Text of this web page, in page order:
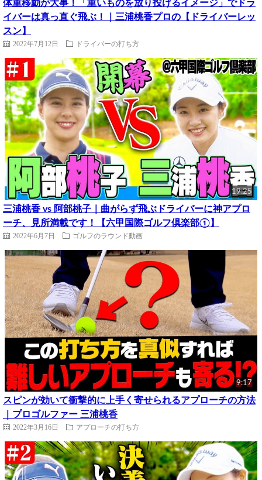
体重移動が大事！「重いものを放り投げるイメージ」でドラ
イバーは真っ直ぐ飛ぶ！｜三浦桃香プロの【ドライバーレッ
スン】
2022年7月12日 ドライバーの打ち方
19:25
三浦桃香 vs 阿部桃子｜曲がらず飛ぶドライバーに神アプロ
ーチ、見所満載です！【六甲国際ゴルフ倶楽部①】
2022年6月7日 ゴルフのラウンド動画
9:17
スピンが効いて衝撃的に上手く寄せられるアプローチの方法
｜プロゴルファー 三浦桃香
2022年3月16日 アプローチの打ち方